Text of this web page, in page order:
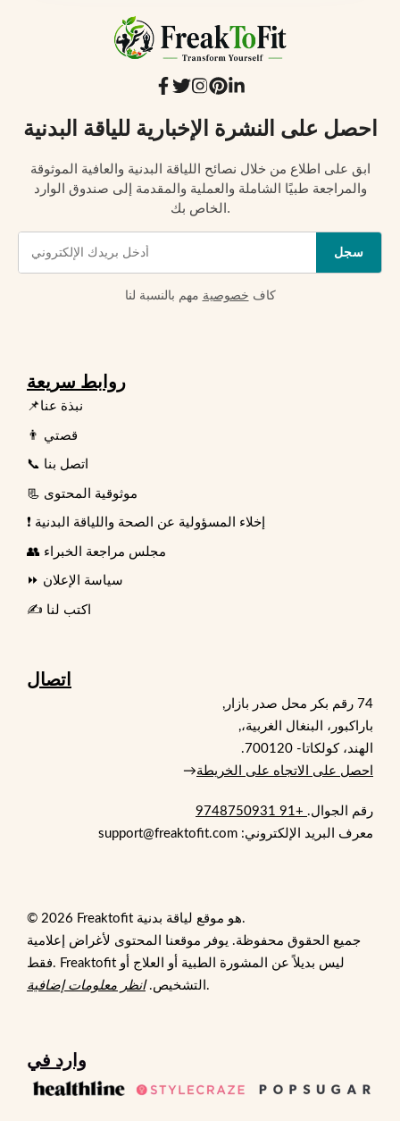
احصل على النشرة الإخبارية للياقة البدنية
ابق على اطلاع من خلال نصائح اللياقة البدنية والعافية الموثوقة
والمراجعة طبيًا الشاملة والعملية والمقدمة إلى صندوق الوارد
الخاص بك.
سجل
كاف خصوصية مهم بالنسبة لنا
روابط سريعة
📌نبذة عنا
👨 قصتي
📞 اتصل بنا
📃 موثوقية المحتوى
❗ إخلاء المسؤولية عن الصحة واللياقة البدنية
👥 مجلس مراجعة الخبراء
⏩ سياسة الإعلان
✍️ اكتب لنا
اتصال
74 رقم بكر محل صدر بازار,
باراكبور، البنغال الغربية،,
الهند، كولكاتا- 700120.
احصل على الاتجاه على الخريطة→
رقم الجوال. +91 9748750931
معرف البريد الإلكتروني: support@freaktofit.com
© 2026 Freaktofit هو موقع لياقة بدنية.
جميع الحقوق محفوظة. يوفر موقعنا المحتوى لأغراض إعلامية
فقط. Freaktofit ليس بديلاً عن المشورة الطبية أو العلاج أو
التشخيص.انظر معلومات إضافية .
وارد في